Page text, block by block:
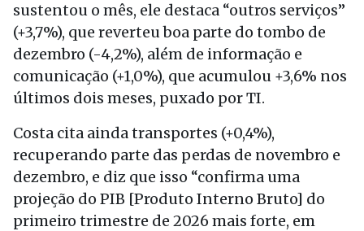
sustentou o mês, ele destaca “outros serviços”
(+3,7%), que reverteu boa parte do tombo de
dezembro (-4,2%), além de informação e
comunicação (+1,0%), que acumulou +3,6% nos
últimos dois meses, puxado por TI.
Costa cita ainda transportes (+0,4%),
recuperando parte das perdas de novembro e
dezembro, e diz que isso “confirma uma
projeção do PIB [Produto Interno Bruto] do
primeiro trimestre de 2026 mais forte, em